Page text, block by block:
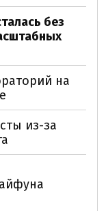
без
на
из-за